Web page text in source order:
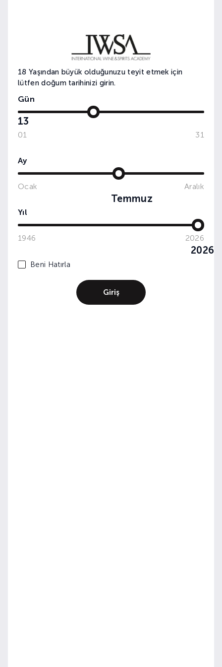
18 Yaşından büyük olduğunuzu teyit etmek için
lütfen doğum tarihinizi girin.
Gün
13
01 31
Ay
Temmuz
Ocak Aralık
Yıl
2026
1946 2026
Beni Hatırla
Giriş